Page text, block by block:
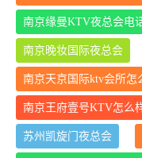
南京缘曼KTV夜总会电
南京晚妆国际夜总会
南京天京国际ktv会所怎
南京王府壹号KTV怎么
苏州凯旋门夜总会